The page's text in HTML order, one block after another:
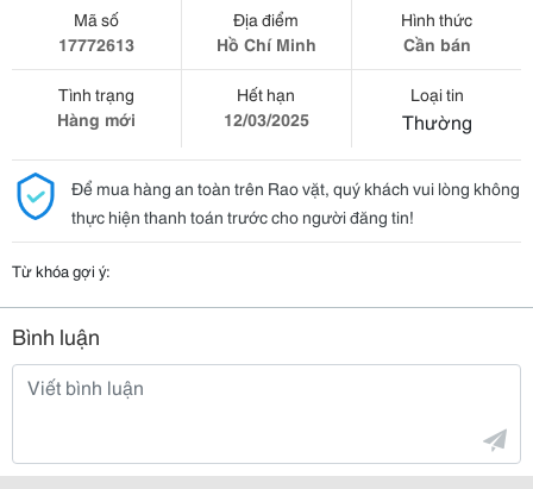
Mã số
17772613
Địa điểm
Hồ Chí Minh
Hình thức
Cần bán
Tình trạng
Hàng mới
Hết hạn
12/03/2025
Loại tin
Thường
Để mua hàng an toàn trên Rao vặt, quý khách vui lòng không
thực hiện thanh toán trước cho người đăng tin!
Từ khóa gợi ý:
Bình luận